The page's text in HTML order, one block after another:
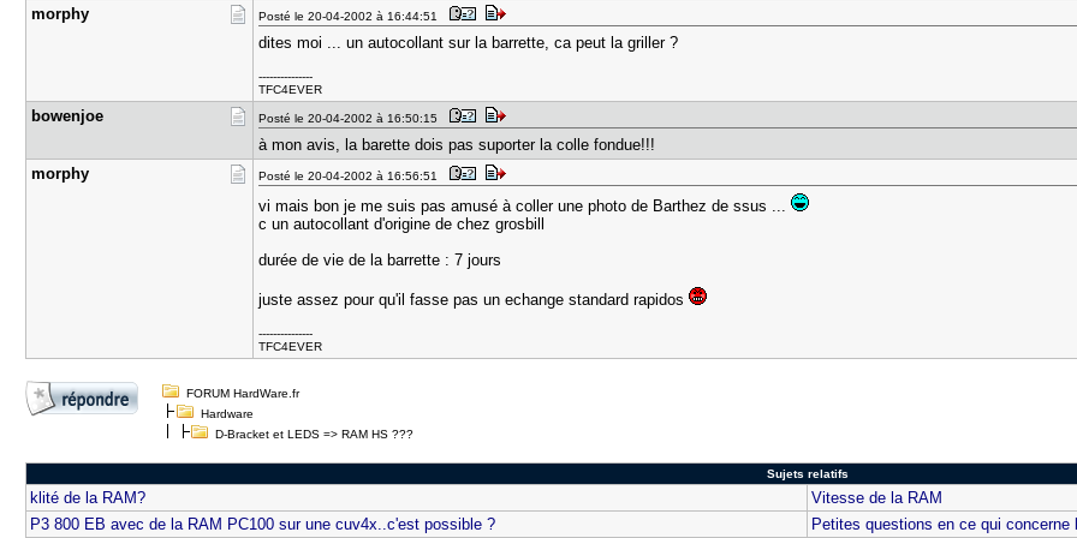
morphy Posté le 20-04-2002 à 16:44:51
dites moi ... un autocollant sur la barrette, ca peut la griller ?
---------------
TFC4EVER
bowenjoe Posté le 20-04-2002 à 16:50:15
à mon avis, la barette dois pas suporter la colle fondue!!!
morphy
Posté le 20-04-2002 à 16:56:51
vi mais bon je me suis pas amusé à coller une photo de Barthez de ssus ...
c un autocollant d'origine de chez grosbill
durée de vie de la barrette : 7 jours
juste assez pour qu'il fasse pas un echange standard rapidos
---------------
TFC4EVER
FORUM HardWare.fr
Hardware
D-Bracket et LEDS => RAM HS ???
Sujets relatifs
klité de la RAM?
Vitesse de la RAM
P3 800 EB avec de la RAM PC100 sur une cuv4x..c'est possible ?
Petites questions en ce qui concerne